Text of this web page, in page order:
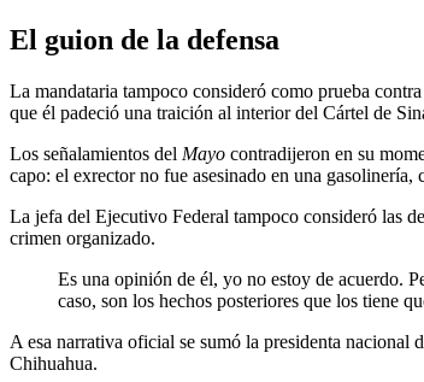
El guion de la defensa
La mandataria tampoco consideró como prueba
que él padeció una traición al interior del Cártel de
Los señalamientos del Mayo contradijeron en su
capo: el exrector no fue asesinado en una
La jefa del Ejecutivo Federal tampoco consideró las
crimen organizado.
Es una opinión de él, yo no estoy de acuerdo.
caso, son los hechos posteriores que los tiene
A esa narrativa oficial se sumó la presidenta
Chihuahua.